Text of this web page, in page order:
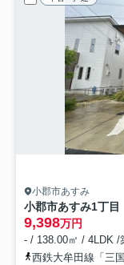
小郡市あすみ
小郡市あすみ1丁
9,398万円
- / 138.00㎡ / 4LDK /
西鉄大牟田線「三